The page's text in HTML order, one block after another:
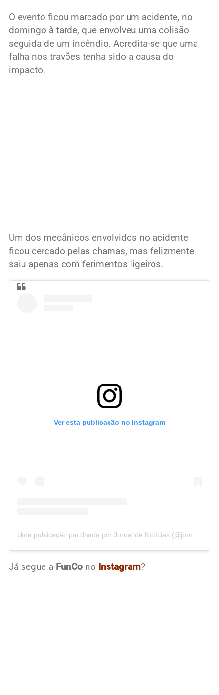
O evento ficou marcado por um acidente, no
domingo à tarde, que envolveu uma colisão
seguida de um incêndio. Acredita-se que uma
falha nos travões tenha sido a causa do
impacto.
Um dos mecânicos envolvidos no acidente
ficou cercado pelas chamas, mas felizmente
saiu apenas com ferimentos ligeiros.
Ver esta publicação no Instagram
Já segue a FunCono Instagram?